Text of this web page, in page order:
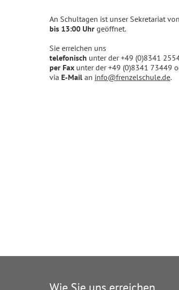
An Schultagen ist unser Sekretariat von
bis 13:00 Uhr geöffnet.
Sie erreichen uns
telefonisch unter der +49 (0)8341
per Fax unter der +49 (0)8341 73449
via E-Mail an info@frenzelschule.de.